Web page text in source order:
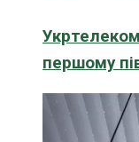
першому